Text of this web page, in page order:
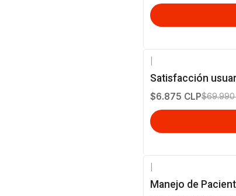
-90% OFF
Satisfacción
$6.875 CLP$69.990
OFF
Manejo de